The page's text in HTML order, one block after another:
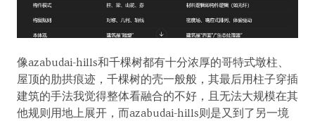
像azabudai-hills和千棵树都有十分浓厚的哥特式墩柱、
屋顶的肋拱痕迹，千棵树的壳一般般，其最后用柱子穿插
建筑的手法我觉得整体看融合的不好，且无法大规模在其
他规则用地上展开，而azabudai-hills则是又到了另一境